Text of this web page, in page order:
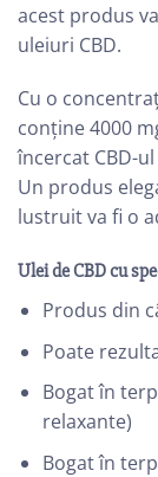
acest produs
uleiuri CBD.
Cu o
conține 4000
încercat CBD-
Un produs
lustruit va fi o
Ulei de CBD cu
Produs din
Poate
Bogat în
relaxante)
Bogat în